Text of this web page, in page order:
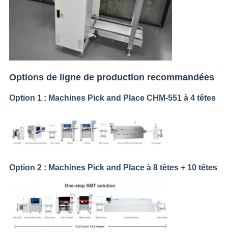
Options de ligne de production recommandées
Option 1 : Machines Pick and Place CHM-551 à 4 têtes
Option 2 : Machines Pick and Place à 8 têtes + 10 têtes